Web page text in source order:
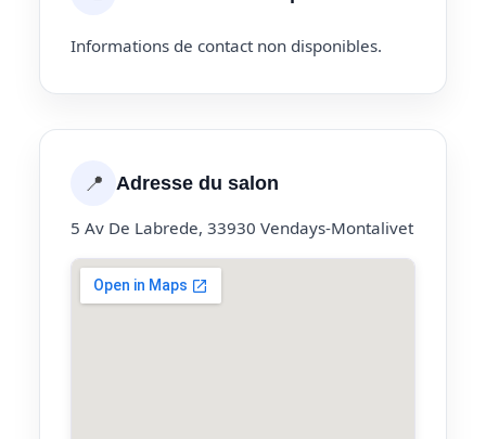
Informations de contact non disponibles.
📍 Adresse du salon
5 Av De Labrede, 33930 Vendays-Montalivet